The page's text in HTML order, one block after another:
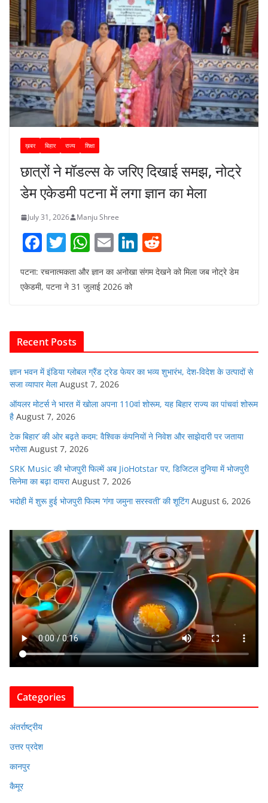
ख़बर बिहार राज्य शिक्षा
छात्रों ने मॉडल्स के जरिए दिखाई समझ, नोट्रे
डेम एकेडमी पटना में लगा ज्ञान का मेला
July 31, 2026 Manju Shree
F
c
o
o
k
T
itt
W
at
p
E
m
ai
Li
n
k
e
d
पटना: रचनात्मकता और ज्ञान का अनोखा संगम देखने को मिला जब नोट्रे डेम
एकेडमी, पटना ने 31 जुलाई 2026 को
Recent Posts
ज्ञान भवन में इंडिया ग्लोबल ग्रैंड ट्रेड फेयर का भव्य शुभारंभ, देश-विदेश के उत्पादों से
सजा व्यापार मेला August 7, 2026
ऑयलर मोटर्स ने भारत में खोला अपना 110वां शोरूम, यह बिहार राज्य का पांचवां शोरूम
है August 7, 2026
टेक बिहार’ की ओर बढ़ते कदम: वैश्विक कंपनियों ने निवेश और साझेदारी पर जताया
भरोसा August 7, 2026
SRK Music की भोजपुरी फिल्में अब JioHotstar पर, डिजिटल दुनिया में भोजपुरी
सिनेमा का बढ़ा दायरा August 7, 2026
भदोही में शुरू हुई भोजपुरी फिल्म ‘गंगा जमुना सरस्वती’ की शूटिंग August 6, 2026
Categories
अंतर्राष्ट्रीय
उत्तर प्रदेश
कानपुर
कैमूर